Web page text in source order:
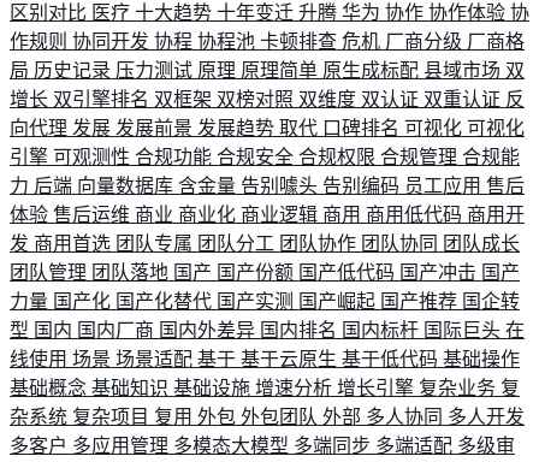
区别对比 医疗 十大趋势 十年变迁 升腾 华为 协作 协作体验 协
作规则 协同开发 协程 协程池 卡顿排查 危机 厂商分级 厂商格
局 历史记录 压力测试 原理 原理简单 原生成标配 县域市场 双
增长 双引擎排名 双框架 双榜对照 双维度 双认证 双重认证 反
向代理 发展 发展前景 发展趋势 取代 口碑排名 可视化 可视化
引擎 可观测性 合规功能 合规安全 合规权限 合规管理 合规能
力 后端 向量数据库 含金量 告别噱头 告别编码 员工应用 售后
体验 售后运维 商业 商业化 商业逻辑 商用 商用低代码 商用开
发 商用首选 团队专属 团队分工 团队协作 团队协同 团队成长
团队管理 团队落地 国产 国产份额 国产低代码 国产冲击 国产
力量 国产化 国产化替代 国产实测 国产崛起 国产推荐 国企转
型 国内 国内厂商 国内外差异 国内排名 国内标杆 国际巨头 在
线使用 场景 场景适配 基于 基于云原生 基于低代码 基础操作
基础概念 基础知识 基础设施 增速分析 增长引擎 复杂业务 复
杂系统 复杂项目 复用 外包 外包团队 外部 多人协同 多人开发
多客户 多应用管理 多模态大模型 多端同步 多端适配 多级审